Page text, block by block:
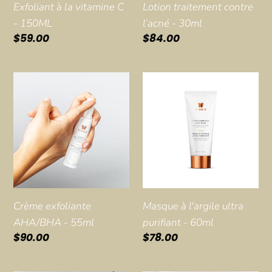
Exfoliant à la vitamine C
- 150ML
Prix
$59.00
Lotion traitement contre
l’acné - 30ml
Prix
$84.00
exfoliante
AHA/BHA
55ml
Crème exfoliante
AHA/BHA - 55ml
Prix
$90.00
Masque à l'argile ultra
purifiant - 60ml
Prix
$78.00